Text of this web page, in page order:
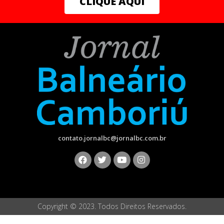
acompanhado de quem te faz bem.”
Bárbara Lopes| Natural de Montes Claros, Minas
Gerais, Bárbara Lopes se destaca no sertanejo. Sua
música “Embalagem vazia” é “uma música escolhida com
muito carinho, feita por um grupo de compositores de
Goiânia” e retrata experiências cotidianas com melodia
envolvente.
O baiano Zart, agora residindo em Santa Catarina,
traz uma nova estética musical em “Tipo Radar”, uma
sobre pessoas que gostam uma da outra, mas que ao
mesmo tempo a tarefa da reconquista parece estar
apenas nas mãos de uma delas,” explica Zart.
Niterói, Renata Loureiro estreia com a música
“Passarinho”. Ela descreve a faixa como “um canto de
contato.jornalbc@jornalbc.com.br
Copyright © 2023. Todos Direitos Reservados.